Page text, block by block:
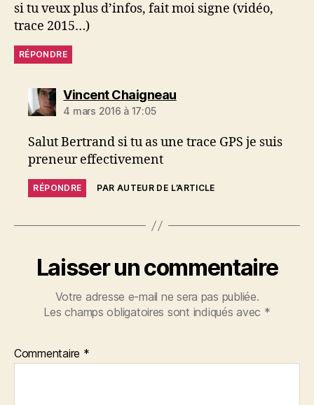
si tu veux plus d’infos, fait moi signe (vidéo,
trace 2015…)
RÉPONDRE
Vincent Chaigneaudit :
4 mars 2016 à 17:05
Salut Bertrand si tu as une trace GPS je suis
preneur effectivement
RÉPONDRE PAR AUTEUR DE L’ARTICLE
Laisser un commentaire
Votre adresse e-mail ne sera pas publiée.
Les champs obligatoires sont indiqués avec *
Commentaire *